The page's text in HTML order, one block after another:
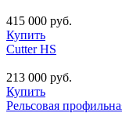
415 000 руб.
Купить
Cutter HS
213 000 руб.
Купить
Рельсовая